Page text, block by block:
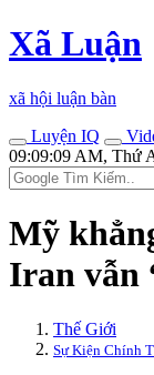
Xã Luận
xã hội luận bàn
Luyện IQ
09:09:09 AM, Thứ
Mỹ
Iran vẫn
Thế Giới
Sự Kiện Chính